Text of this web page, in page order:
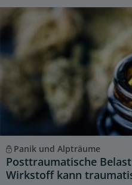
Panik und Alpträume
Posttraumatische
Wirkstoff kann